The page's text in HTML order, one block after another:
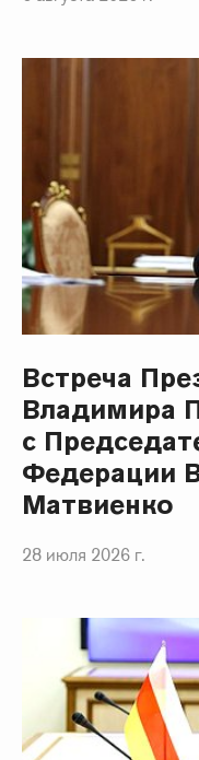
Встреча
Владимира
с
Федерации
Матвиенко
28 июля 2026 г.